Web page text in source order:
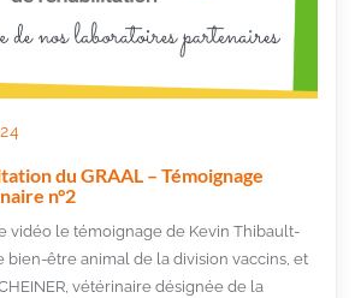
du GRAAL – Témoignage
n°2
vidéo le témoignage de Kevin Thibault-
bien-être animal de la division vaccins, et
vétérinaire désignée de la